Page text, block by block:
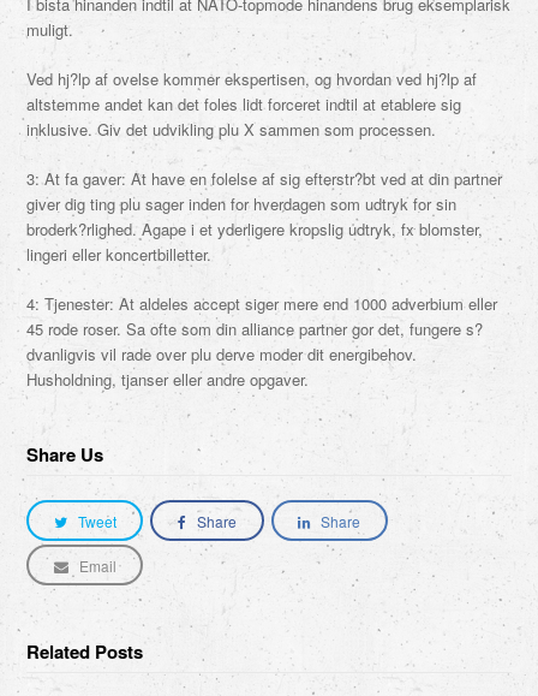
muligt.
Ved hj?lp af ovelse kommer ekspertisen, og hvordan ved hj?lp af
altstemme andet kan det foles lidt forceret indtil at etablere sig
inklusive. Giv det udvikling plu X sammen som processen.
3: At fa gaver: At have en folelse af sig efterstr?bt ved at din partner
giver dig ting plu sager inden for hverdagen som udtryk for sin
broderk?rlighed. Agape i et yderligere kropslig udtryk, fx blomster,
lingeri eller koncertbilletter.
4: Tjenester: At aldeles accept siger mere end 1000 adverbium eller
45 rode roser. Sa ofte som din alliance partner gor det, fungere s?
dvanligvis vil rade over plu derve moder dit energibehov.
Husholdning, tjanser eller andre opgaver.
Share Us
Tweet Share Share
Email
Related Posts